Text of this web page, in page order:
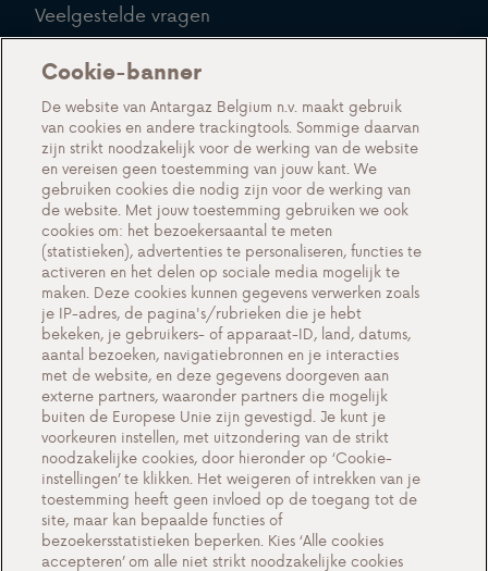
Veelgestelde vragen
Blog
Over ons
Maak kennis met Antargaz
Een duurzame toekomst
Testimonials
Acties
Events
Werken bij Antargaz
Contact
Cookie-instellingen
Belangrijke documenten en algemene
voorwaarden
Privacy en cookiebeleid BE
Cookie-banner
De website van Antargaz Belgium n.v. maakt gebruik
van cookies en andere trackingtools. Sommige daarvan
zijn strikt noodzakelijk voor de werking van de website
en vereisen geen toestemming van jouw kant. We
gebruiken cookies die nodig zijn voor de werking van
de website. Met jouw toestemming gebruiken we ook
cookies om: het bezoekersaantal te meten
(statistieken), advertenties te personaliseren, functies te
activeren en het delen op sociale media mogelijk te
maken. Deze cookies kunnen gegevens verwerken zoals
je IP-adres, de pagina's/rubrieken die je hebt
bekeken, je gebruikers- of apparaat-ID, land, datums,
aantal bezoeken, navigatiebronnen en je interacties
met de website, en deze gegevens doorgeven aan
externe partners, waaronder partners die mogelijk
buiten de Europese Unie zijn gevestigd. Je kunt je
voorkeuren instellen, met uitzondering van de strikt
noodzakelijke cookies, door hieronder op ‘Cookie-
instellingen’ te klikken. Het weigeren of intrekken van je
toestemming heeft geen invloed op de toegang tot de
site, maar kan bepaalde functies of
bezoekersstatistieken beperken. Kies ‘Alle cookies
accepteren’ om alle niet strikt noodzakelijke cookies